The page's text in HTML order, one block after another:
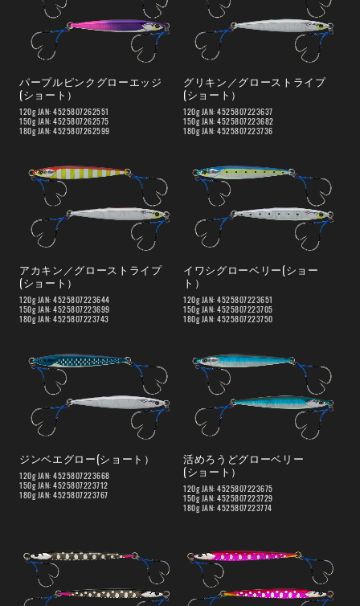
パープルピンクグローエッジ
(ショート）
120g JAN: 4525807262551
150g JAN: 4525807262575
180g JAN: 4525807262599
グリキン／グローストライプ
(ショート）
120g JAN: 4525807223637
150g JAN: 4525807223682
180g JAN: 4525807223736
アカキン／グローストライプ
(ショート）
120g JAN: 4525807223644
150g JAN: 4525807223699
180g JAN: 4525807223743
イワシグローベリー(ショー
ト）
120g JAN: 4525807223651
150g JAN: 4525807223705
180g JAN: 4525807223750
ジンベエグロー(ショート）
120g JAN: 4525807223668
150g JAN: 4525807223712
180g JAN: 4525807223767
活めろうどグローベリー
(ショート）
120g JAN: 4525807223675
150g JAN: 4525807223729
180g JAN: 4525807223774